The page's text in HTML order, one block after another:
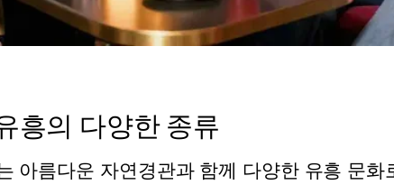
흥의 다양한 종류
아름다운 자연경관과 함께 다양한 유흥 문